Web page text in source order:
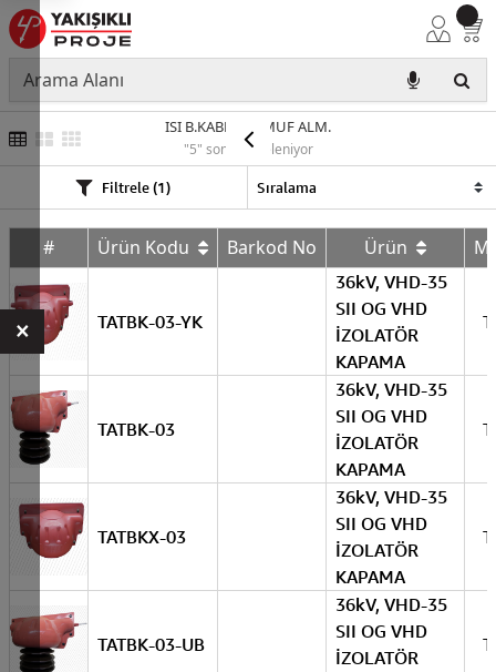
ISI B.KABLO EKMUF ALM.
"5" sonuç listeleniyor
Filtrele (1)
# Ürün Kodu Barkod No Ürün
TATBK-03-YK
36kV, VHD-35
SII OG VHD
İZOLATÖR
KAPAMA
TATBK-03
36kV, VHD-35
SII OG VHD
İZOLATÖR
KAPAMA
TATBKX-03
36kV, VHD-35
SII OG VHD
İZOLATÖR
KAPAMA
TATBK-03-UB
36kV, VHD-35
SII OG VHD
İZOLATÖR
×